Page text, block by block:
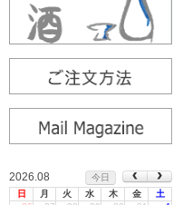
2026.08
今日
日
月 火 水 木 金
土